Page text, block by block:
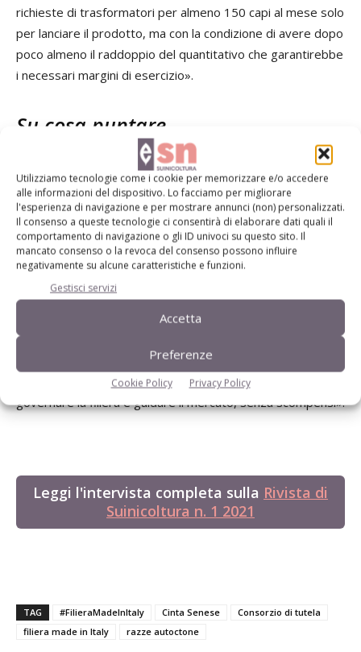
Utilizziamo tecnologie come i cookie per memorizzare e/o accedere
alle informazioni del dispositivo. Lo facciamo per migliorare
l'esperienza di navigazione e per mostrare annunci (non) personalizzati.
Il consenso a queste tecnologie ci consentirà di elaborare dati quali il
comportamento di navigazione o gli ID univoci su questo sito. Il
mancato consenso o la revoca del consenso possono influire
negativamente su alcune caratteristiche e funzioni.
Gestisci servizi
Accetta
Preferenze
Cookie Policy Privacy Policy
richieste di trasformatori per almeno 150 capi al mese solo
per lanciare il prodotto, ma con la condizione di avere dopo
poco almeno il raddoppio del quantitativo che garantirebbe
i necessari margini di esercizio».
Su cosa puntare
Quali dunque le priorità del consorzio?
«Coerentemente con il contesto che ho appena descritto,
le politiche consortili mirano sostanzialmente ad aumentare
il numero e le potenzialità produttive degli attuali allevatori,
integrandoli in una strategia comune di distribuzione e
promozione dei prodotti. È chiaro che non ha senso creare
ulteriore domanda se quello che manca è proprio l’offerta.
Anche a costo di sembrare velleitario, io sostengo che si
debba arrivare a decuplicare la produzione, perché la
domanda è 10 volte superiore all’offerta! Una volta
raggiunta la necessaria massa critica saremo in grado di
governare la filiera e guidare il mercato, senza scompensi».
Leggi l'intervista completa sulla Rivista di
Suinicoltura n. 1 2021
TAG #FilieraMadeInItaly Cinta Senese
Consorzio di tutela
filiera made in Italy
razze autoctone